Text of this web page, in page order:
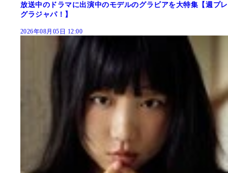
放送中のドラマに出演中のモデルのグラビアを大特集【週プレ
グラジャパ！】
2026年08月05日 12:00